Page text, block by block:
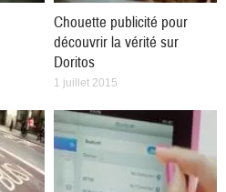
Chouette publicité pour
découvrir la vérité sur
Doritos
1 juillet 2015